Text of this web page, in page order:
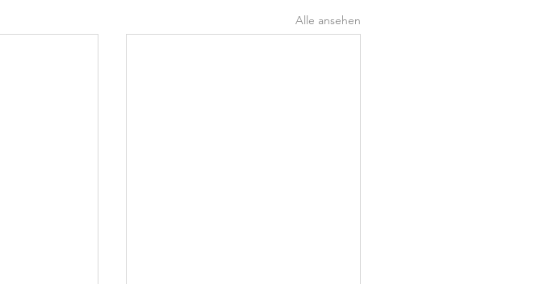
Alle ansehen